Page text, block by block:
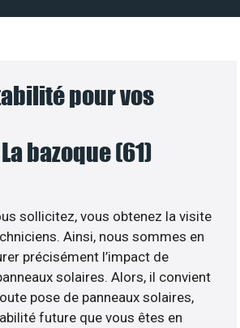
pour vos
bazoque (61)
sollicitez, vous obtenez la visite
Ainsi, nous sommes en
précisément l’impact de
solaires. Alors, il convient
pose de panneaux solaires,
future que vous êtes en